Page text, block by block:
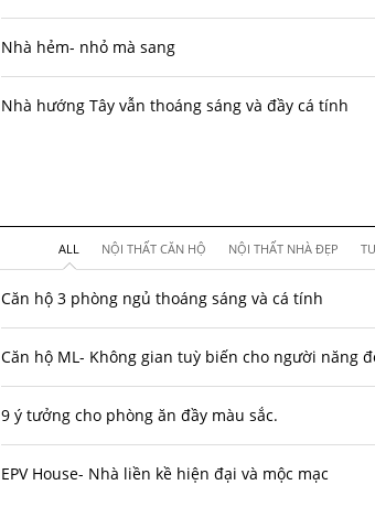
Nhà hẻm- nhỏ mà sang
Nhà hướng Tây vẫn thoáng sáng và đầy cá tính
ALL NỘI THẤT CĂN HỘ NỘI THẤT NHÀ ĐẸP
Căn hộ 3 phòng ngủ thoáng sáng và cá tính
Căn hộ ML- Không gian tuỳ biến cho người năng
9 ý tưởng cho phòng ăn đầy màu sắc.
EPV House- Nhà liền kề hiện đại và mộc mạc